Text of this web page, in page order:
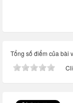
Tổng số điểm của bài